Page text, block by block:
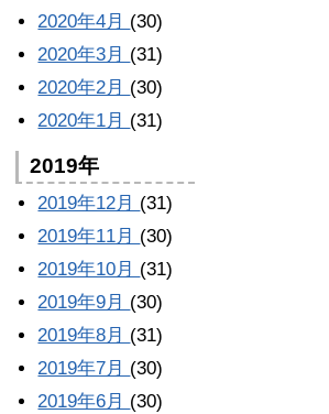
2020年4月 (30)
2020年3月 (31)
2020年2月 (30)
2020年1月 (31)
2019年
2019年12月 (31)
2019年11月 (30)
2019年10月 (31)
2019年9月 (30)
2019年8月 (31)
2019年7月 (30)
2019年6月 (30)